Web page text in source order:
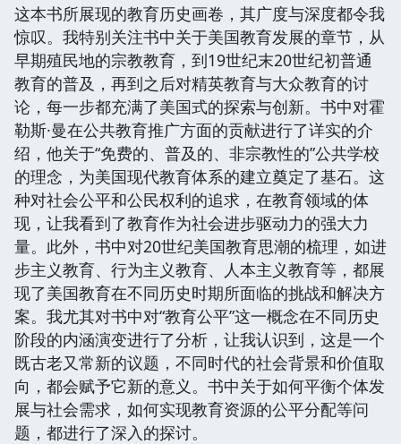
这本书所展现的教育历史画卷，其广度与深度都令我
惊叹。我特别关注书中关于美国教育发展的章节，从
早期殖民地的宗教教育，到19世纪末20世纪初普通
教育的普及，再到之后对精英教育与大众教育的讨
论，每一步都充满了美国式的探索与创新。书中对霍
勒斯·曼在公共教育推广方面的贡献进行了详实的介
绍，他关于“免费的、普及的、非宗教性的”公共学校
的理念，为美国现代教育体系的建立奠定了基石。这
种对社会公平和公民权利的追求，在教育领域的体
现，让我看到了教育作为社会进步驱动力的强大力
量。此外，书中对20世纪美国教育思潮的梳理，如进
步主义教育、行为主义教育、人本主义教育等，都展
现了美国教育在不同历史时期所面临的挑战和解决方
案。我尤其对书中对“教育公平”这一概念在不同历史
阶段的内涵演变进行了分析，让我认识到，这是一个
既古老又常新的议题，不同时代的社会背景和价值取
向，都会赋予它新的意义。书中关于如何平衡个体发
展与社会需求，如何实现教育资源的公平分配等问
题，都进行了深入的探讨。